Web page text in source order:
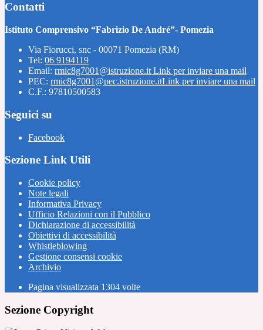
Contatti
Istituto Comprensivo “Fabrizio De André”- Pomezia
Via Fiorucci, snc - 00071 Pomezia (RM)
Tel: 06 9194119
Email: rmic8g7001@istruzione.it Link per inviare una mail
PEC: rmic8g7001@pec.istruzione.itLink per inviare una mail
C.F.: 97810500583
Seguici su
Facebook
Sezione Link Utili
Cookie policy
Note legali
Informativa Privacy
Ufficio Relazioni con il Pubblico
Dichiarazione di accessibilità
Obiettivi di accessibilità
Whistleblowing
Gestione consensi cookie
Archivio
Pagina visualizzata 1304 volte
Sezione Copyright